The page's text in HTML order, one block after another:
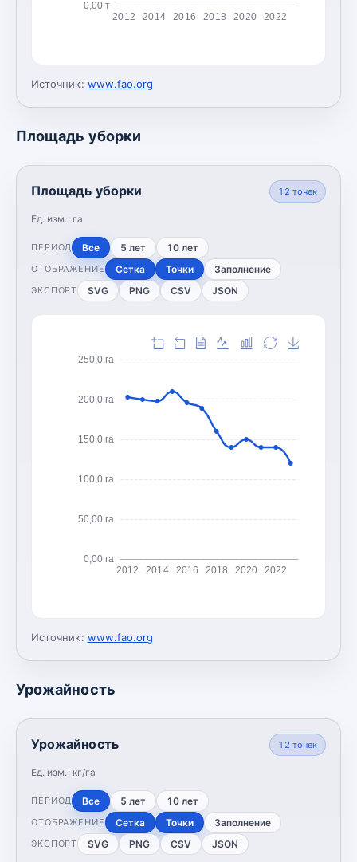
0,00 т
2012 2014 2016 2018 2020 2022
Источник: www.fao.org
Площадь уборки
Площадь уборки
Ед. изм.: га
12 точек
ПЕРИОД Все 5 лет 10 лет
ОТОБРАЖЕНИЕ Сетка Точки Заполнение
ЭКСПОРТ SVG PNG CSV JSON
0,00 га
50,00 га
100,0 га
150,0 га
200,0 га
250,0 га
2012 2014 2016 2018 2020 2022
Источник: www.fao.org
Урожайность
Урожайность
Ед. изм.: кг/га
12 точек
ПЕРИОД Все 5 лет 10 лет
ОТОБРАЖЕНИЕ Сетка Точки Заполнение
ЭКСПОРТ SVG PNG CSV JSON